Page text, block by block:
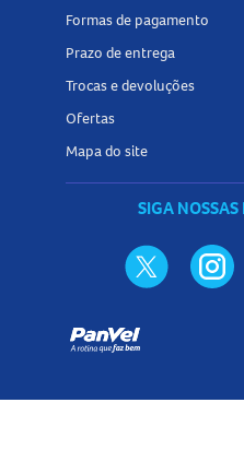
Formas de pagamento
Prazo de entrega
Trocas e devoluções
Ofertas
Mapa do site
SIGA NOSSAS